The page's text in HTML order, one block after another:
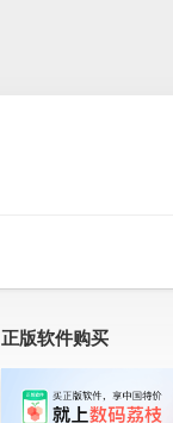
正版软件购买